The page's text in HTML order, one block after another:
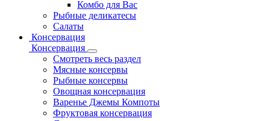
Комбо для Вас
Рыбные деликатесы
Салаты
Консервация
Консервация
Смотреть весь раздел
Мясные консервы
Рыбные консервы
Овощная консервация
Варенье Джемы Компоты
Фруктовая консервация